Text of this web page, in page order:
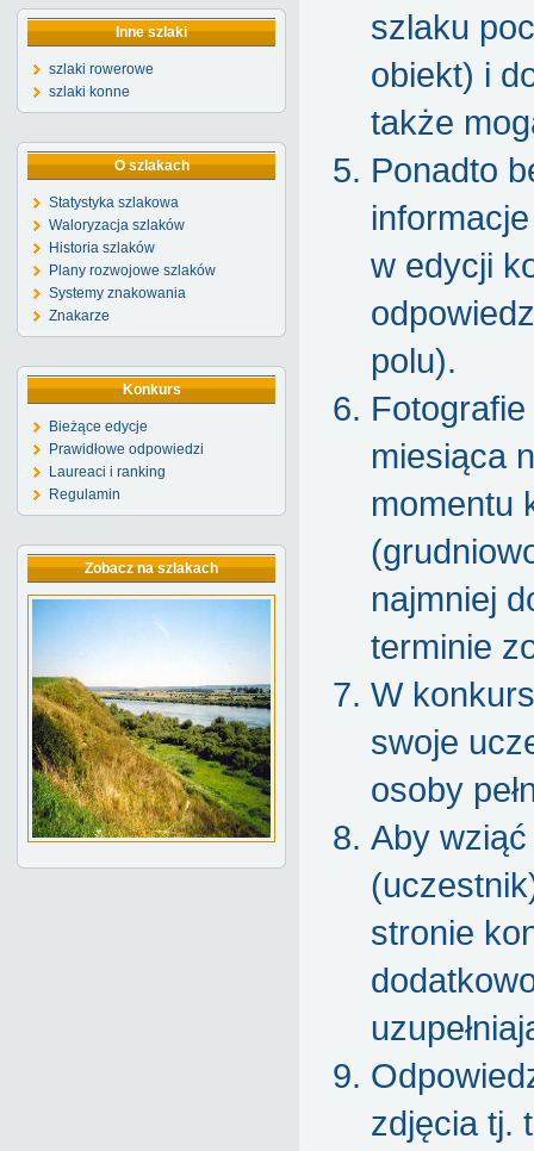
Inne szlaki
szlaki rowerowe
szlaki konne
O szlakach
Statystyka szlakowa
Waloryzacja szlaków
Historia szlaków
Plany rozwojowe szlaków
Systemy znakowania
Znakarze
Konkurs
Bieżące edycje
Prawidłowe odpowiedzi
Laureaci i ranking
Regulamin
Zobacz na szlakach
szlaku
obiekt) i
także
Ponadto
w edycji
polu).
miesiąca
momentu
najmniej
terminie
W
swoje
osoby
Aby
stronie
zdjęcia tj.